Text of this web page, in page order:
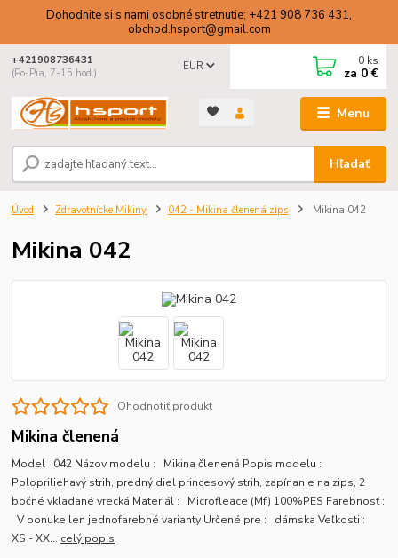
Dohodnite si s nami osobné stretnutie: +421 908 736 431,
obchod.hsport@gmail.com
Menu
EUR
Hľadať
+421908736431
(Po-Pia, 7-15 hod.)
0 ks
za 0 €
Úvod Zdravotnícke Mikiny 042 - Mikina členená zips Mikina 042
Mikina 042
Ohodnotiť produkt
Mikina členená
Model 042 Názov modelu : Mikina členená Popis modelu :
Polopriliehavý strih, predný diel princesový strih, zapínanie na zips, 2
bočné vkladané vrecká Materiál : Microfleace (Mf) 100%PES Farebnosť :
V ponuke len jednofarebné varianty Určené pre : dámska Veľkosti :
XS - XX... celý popis